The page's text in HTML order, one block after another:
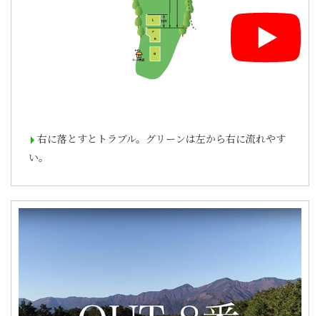
右に落とすとトラブル。グリーンは左から右に流れやす
い。